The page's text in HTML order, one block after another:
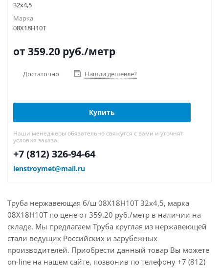
32х4,5
Марка
08Х18Н10Т
от 359.20 руб./метр
Достаточно Нашли дешевле?
Купить
Наши менеджеры обязательно свяжутся с вами и уточнят
условия заказа
+7 (812) 326-94-64
lenstroymet@mail.ru
Труба нержавеющая б/ш 08Х18Н10Т 32х4,5, марка
08Х18Н10Т по цене от 359.20 руб./метр в наличии на
складе. Мы предлагаем Труба круглая из нержавеющей
стали ведущих Российских и зарубежных
производителей. Приобрести данный товар Вы можете
on-line на нашем сайте, позвонив по телефону +7 (812)